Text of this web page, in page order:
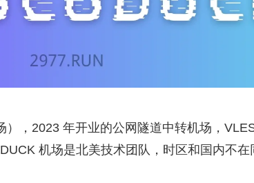
），2023 年开业的公网隧道中转机场，
机场是北美技术团队，时区和国内不